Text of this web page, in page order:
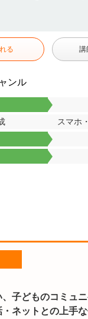
る 講
ンル
スマホ
、子どものコミュ
ネットとの上手な